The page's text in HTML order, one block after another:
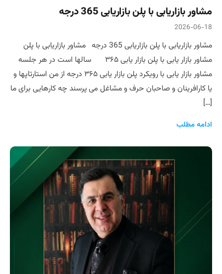
مشاور بازاریابی با پلن بازاریابی 365 درجه
2026-06-18
مشاور بازاریابی با پلن بازاریابی 365 درجه مشاور بازاریابی با پلن
مشاور بازار یابی با پلن بازار یابی ۳۶۵ سالها است در هر جلسه
مشاور بازار یابی با رویکرد پلن بازار یابی ۳۶۵ درجه از من استارتاپها و
یا کارافرینان و صاحبان حرف و مشاغل می پرسند چه کارهایی برای ما
[…]
ادامه مطلب